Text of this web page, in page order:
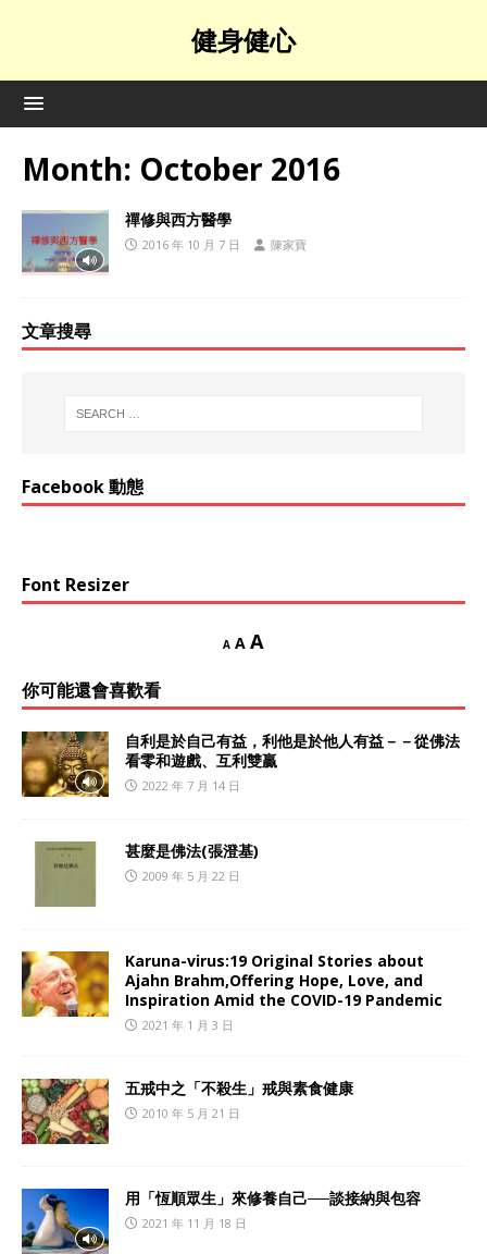
健身健心
Month: October 2016
禪修與西方醫學
2016 年 10 月 7 日 陳家寶
文章搜尋
Facebook 動態
Font Resizer
A A A
你可能還會喜歡看
自利是於自己有益，利他是於他人有益－－從佛法
看零和遊戲、互利雙贏
2022 年 7 月 14 日
甚麼是佛法(張澄基)
2009 年 5 月 22 日
Karuna-virus:19 Original Stories about
Ajahn Brahm,Offering Hope, Love, and
Inspiration Amid the COVID-19 Pandemic
2021 年 1 月 3 日
五戒中之「不殺生」戒與素食健康
2010 年 5 月 21 日
用「恆順眾生」來修養自己──談接納與包容
2021 年 11 月 18 日